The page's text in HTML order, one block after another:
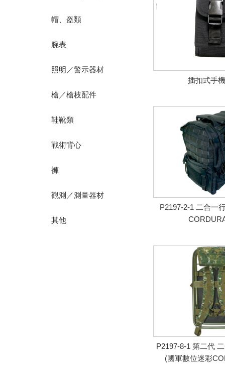
帽、盔類
腕表
照明／警示器材
槍／槍枝配件
鞋靴類
戰術背心
褲
觀測／測量器材
其他
插扣式手
P2197-2-1 二合一
P2197-8-1 第二代
(國軍數位迷彩